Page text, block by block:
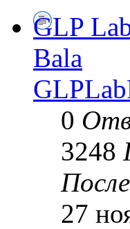
GLP
Bala
0
3248
27